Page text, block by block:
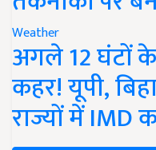
Weather
अगले 12 घंटों
कहर! यूपी,
राज्यों में IMD